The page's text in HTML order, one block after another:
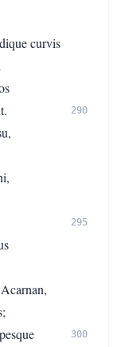
curvis
290
295
300